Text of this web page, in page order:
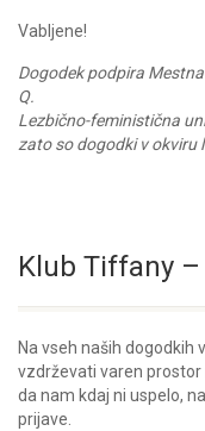
Vabljene!
Dogodek podpira
Q.
Lezbično-feministična
zato so dogodki v okviru
Klub Tiffany
Na vseh naših
vzdrževati varen prostor
da nam kdaj ni uspelo,
prijave.